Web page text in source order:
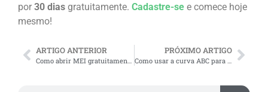
por 30 dias gratuitamente. Cadastre-se e comece hoje
mesmo!
ARTIGO ANTERIOR PRÓXIMO ARTIGO